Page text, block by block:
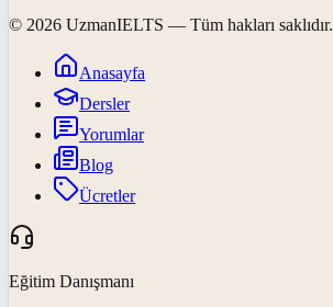
© 2026 UzmanIELTS — Tüm hakları saklıdır.
Anasayfa
Dersler
Yorumlar
Blog
Ücretler
Eğitim Danışmanı